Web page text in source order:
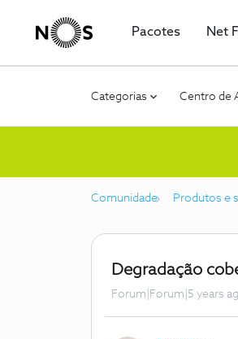
Pacotes Net
Categorias Centro de
Comunidade Produtos e
Degradação
Forum|Forum|5 years